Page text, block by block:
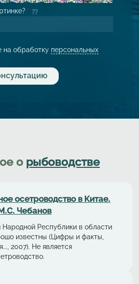
*
на обработку персональных
о рыбоводстве
осетроводство в Китае.
Чебанов
Народной Республики в области
известны (Цифры и факты,
2007). Не является